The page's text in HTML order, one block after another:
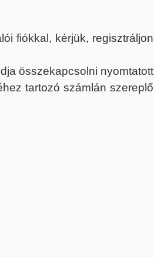
fiókkal, kérjük, regisztráljon
összekapcsolni nyomtatott
tartozó számlán szereplő